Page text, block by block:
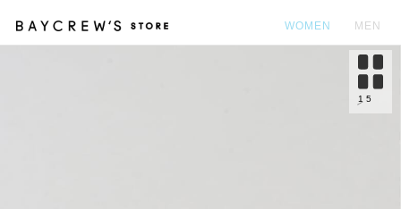
WOMEN MEN
1 5